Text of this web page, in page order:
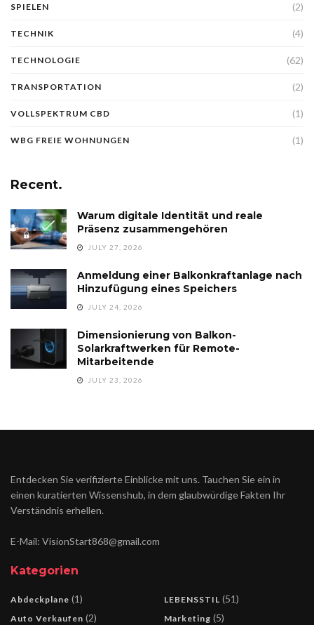
SPIELEN (2)
TECHNIK (4)
TECHNOLOGIE (62)
TRANSPORTATION (2)
VOLLSPEKTRUM CBD (1)
WBG FREIE WOHNUNGEN (1)
Recent.
Warum digitale Identität und reale
Präsenz zusammengehören
JULY 27, 2026
Anmeldung einer Balkonkraftanlage nach
Hinzufügung eines Speichers
JULY 24, 2026
Dimensionierung von Balkon-
Solarkraftwerken für Remote-
Mitarbeitende
JULY 23, 2026
Entdecken Sie verifizierte Einblicke mit uns. Tauchen Sie ein in
einen kuratierten Wissenshub, in dem glaubwürdige Fakten Ihr
Verständnis erhellen.
E-Mail: VisionStart868@gmail.com
Kategorien
Abdeckplane (1)
Auto Verkaufen (2)
LEBENSSTIL (51)
Marketing (5)